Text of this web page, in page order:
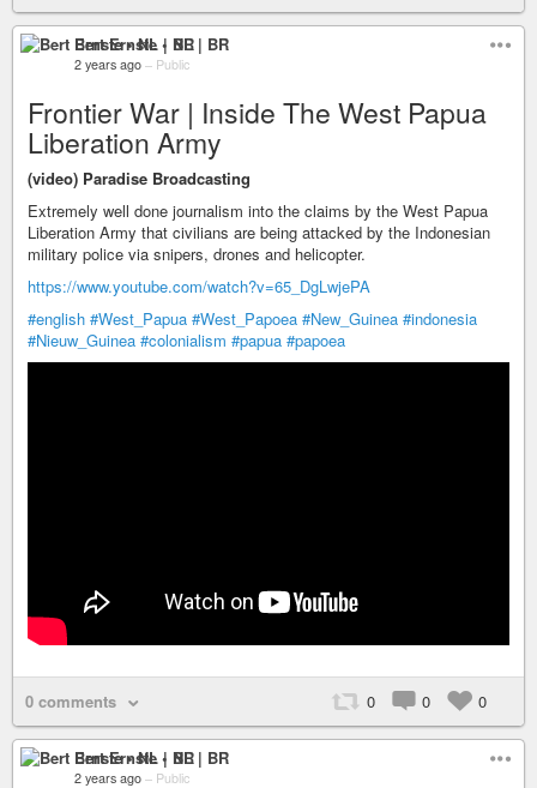
Bert Ernste • NL | BR
2 years ago – Public
Frontier War | Inside The West Papua
Liberation Army
(video) Paradise Broadcasting
Extremely well done journalism into the claims by the West Papua
Liberation Army that civilians are being attacked by the Indonesian
military police via snipers, drones and helicopter.
https://www.youtube.com/watch?v=65_DgLwjePA
#english #West_Papua #West_Papoea #New_Guinea #indonesia
#Nieuw_Guinea #colonialism #papua #papoea
0 comments 0 0 0
Bert Ernste • NL | BR
2 years ago – Public